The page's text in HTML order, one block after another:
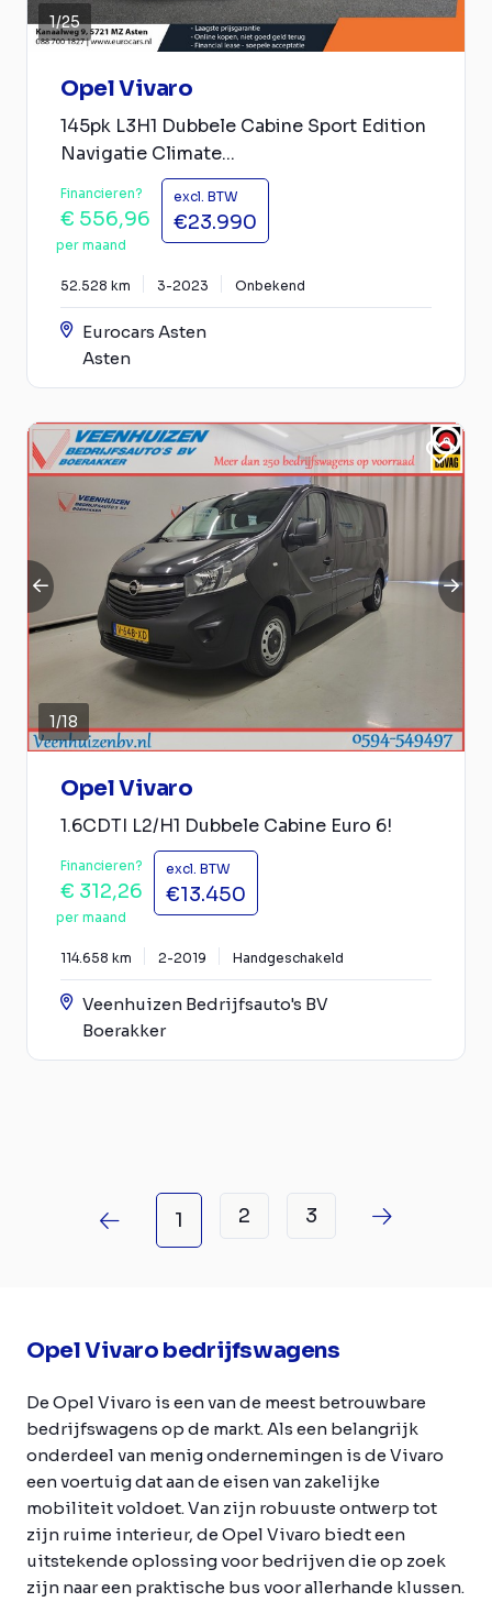
1/25
Opel Vivaro
145pk L3H1 Dubbele Cabine Sport Edition
Navigatie Climate...
Financieren?
€ 556,96
per maand
excl. BTW
€23.990
52.528 km 3-2023 Onbekend
Eurocars Asten
Asten
1/18
Opel Vivaro
1.6CDTI L2/H1 Dubbele Cabine Euro 6!
Financieren?
€ 312,26
per maand
excl. BTW
€13.450
114.658 km 2-2019 Handgeschakeld
Veenhuizen Bedrijfsauto's BV
Boerakker
1 2 3
Opel Vivaro bedrijfswagens
De Opel Vivaro is een van de meest betrouwbare
bedrijfswagens op de markt. Als een belangrijk
onderdeel van menig ondernemingen is de Vivaro
een voertuig dat aan de eisen van zakelijke
mobiliteit voldoet. Van zijn robuuste ontwerp tot
zijn ruime interieur, de Opel Vivaro biedt een
uitstekende oplossing voor bedrijven die op zoek
zijn naar een praktische bus voor allerhande klussen.